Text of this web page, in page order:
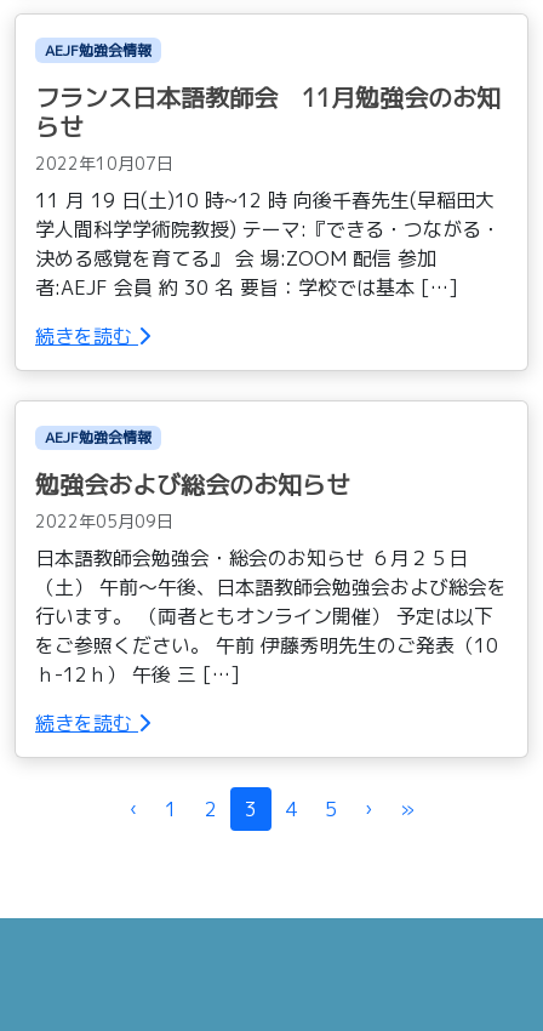
AEJF勉強会情報
フランス日本語教師会 11月勉強会のお知
らせ
2022年10月07日
11 月 19 日(土)10 時~12 時 向後千春先生(早稲田大
学人間科学学術院教授) テーマ:『できる・つながる・
決める感覚を育てる』 会 場:ZOOM 配信 参加
者:AEJF 会員 約 30 名 要旨：学校では基本 […]
続きを読む
AEJF勉強会情報
勉強会および総会のお知らせ
2022年05月09日
日本語教師会勉強会・総会のお知らせ ６月２５日
（土） 午前〜午後、日本語教師会勉強会および総会を
行います。 （両者ともオンライン開催） 予定は以下
をご参照ください。 午前 伊藤秀明先生のご発表（10
ｈ-12ｈ） 午後 三 […]
続きを読む
Page navigation
‹ 1 2 3 4 5 › »